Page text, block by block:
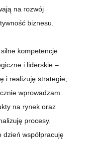
na rozwój
biznesu.
kompetencje
i liderskie –
i realizuję strategie,
wprowadzam
na rynek oraz
procesy.
dzień współpracuję